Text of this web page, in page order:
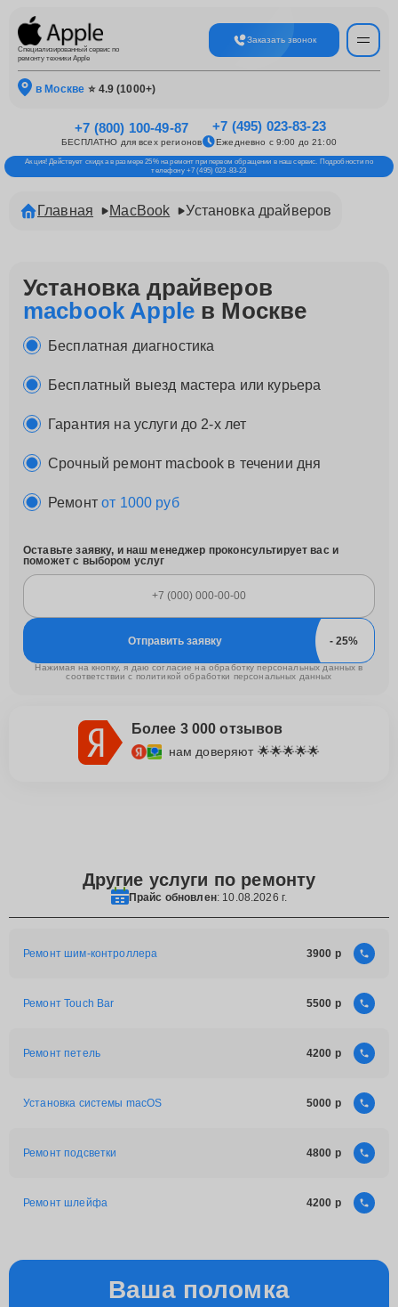
Специализированный сервис по
ремонту техники Apple
Заказать звонок
в Москве ⭐ 4.9 (1000+)
+7 (800) 100-49-87
БЕСПЛАТНО для всех регионов
+7 (495) 023-83-23
Ежедневно с 9:00 до 21:00
Акция! Действует скидка в размере 25% на ремонт при первом обращении в наш сервис. Подробности по
телефону +7 (495) 023-83-23
Главная MacBook Установка драйверов
Установка драйверов
macbook Appleв Москве
Бесплатная диагностика
Бесплатный выезд мастера или курьера
Гарантия на услуги до 2-х лет
Срочный ремонт macbook в течении дня
Ремонтот 1000 руб
Оставьте заявку, и наш менеджер проконсультирует вас и
поможет с выбором услуг
Отправить заявку
Нажимая на кнопку, я даю согласие на обработку персональных данных в
соответствии с политикой обработки персональных данных
Более 3 000 отзывов
нам доверяют 🌟🌟🌟🌟🌟
Другие услуги по ремонту
Прайс обновлен: 10.08.2026 г.
Ремонт шим-контроллера 3900
Ремонт Touch Bar 5500
Ремонт петель 4200
Установка системы macOS 5000
Ремонт подсветки 4800
Ремонт шлейфа 4200
Ваша поломка